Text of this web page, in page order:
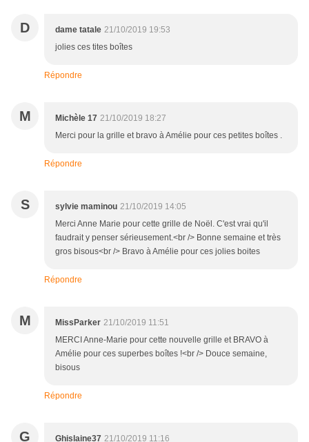
D dame tatale 21/10/2019 19:53
jolies ces tites boîtes
Répondre
M Michèle 17 21/10/2019 18:27
Merci pour la grille et bravo à Amélie pour ces petites boîtes .
Répondre
S sylvie maminou 21/10/2019 14:05
Merci Anne Marie pour cette grille de Noël. C'est vrai qu'il
faudrait y penser sérieusement.<br /> Bonne semaine et très
gros bisous<br /> Bravo à Amélie pour ces jolies boites
Répondre
M MissParker 21/10/2019 11:51
MERCI Anne-Marie pour cette nouvelle grille et BRAVO à
Amélie pour ces superbes boîtes !<br /> Douce semaine,
bisous
Répondre
G Ghislaine37 21/10/2019 11:16